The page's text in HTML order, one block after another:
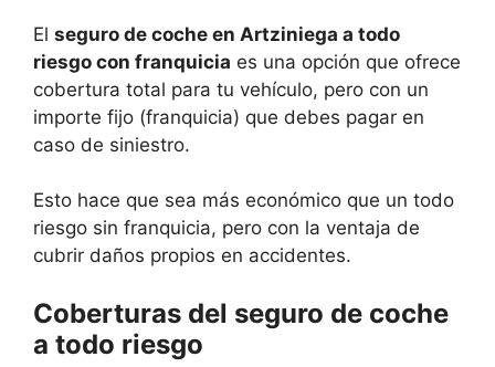
El seguro de coche en Artziniega a todo
riesgo con franquicia es una opción que ofrece
cobertura total para tu vehículo, pero con un
importe fijo (franquicia) que debes pagar en
caso de siniestro.
Esto hace que sea más económico que un todo
riesgo sin franquicia, pero con la ventaja de
cubrir daños propios en accidentes.
Coberturas del seguro de coche
a todo riesgo